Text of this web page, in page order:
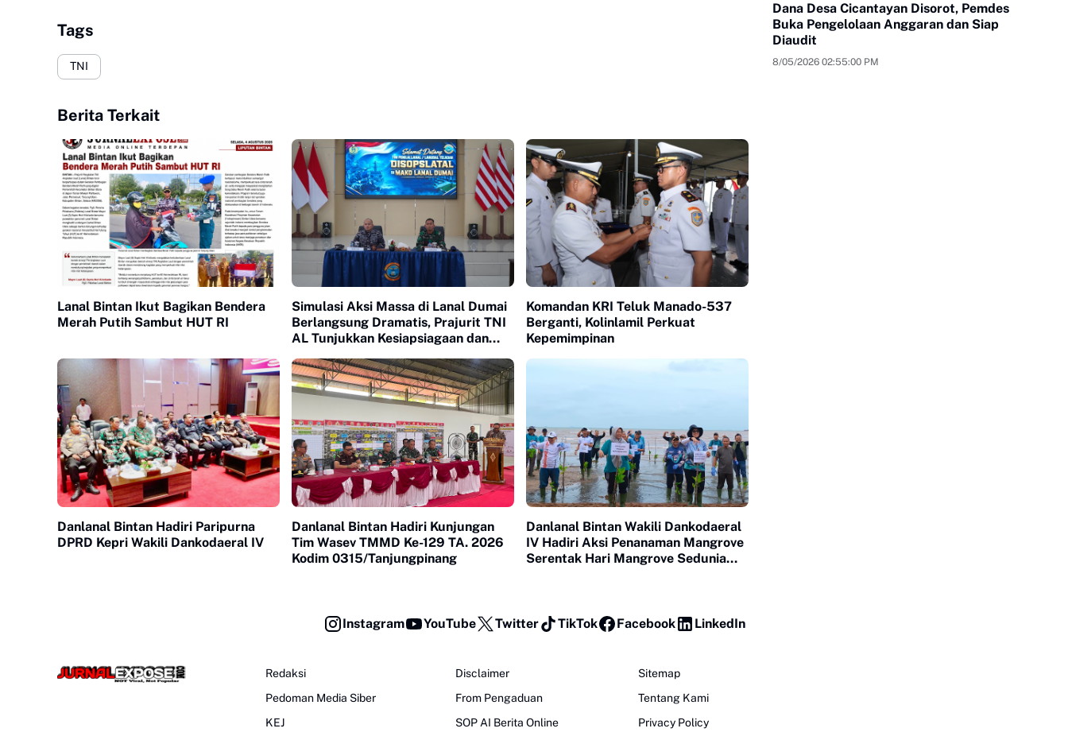
Tags
TNI
Berita Terkait
Lanal Bintan Ikut Bagikan Bendera
Merah Putih Sambut HUT RI
Simulasi Aksi Massa di Lanal Dumai
Berlangsung Dramatis, Prajurit TNI
AL Tunjukkan Kesiapsiagaan dan
Komandan KRI Teluk Manado-537
Berganti, Kolinlamil Perkuat
Kepemimpinan
Danlanal Bintan Hadiri Paripurna
DPRD Kepri Wakili Dankodaeral IV
Danlanal Bintan Hadiri Kunjungan
Tim Wasev TMMD Ke-129 TA. 2026
Kodim 0315/Tanjungpinang
Danlanal Bintan Wakili Dankodaeral
IV Hadiri Aksi Penanaman Mangrove
Serentak Hari Mangrove Sedunia
Dana Desa Cicantayan Disorot, Pemdes
Buka Pengelolaan Anggaran dan Siap
Diaudit
8/05/2026 02:55:00 PM
Instagram YouTube Twitter TikTok Facebook LinkedIn
Redaksi
Pedoman Media Siber
KEJ
Disclaimer
From Pengaduan
SOP AI Berita Online
Sitemap
Tentang Kami
Privacy Policy